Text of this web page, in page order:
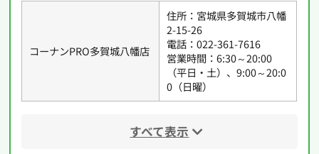
コーナンPRO多賀城八幡店
住所：宮城県多賀城市八幡
2-15-26
電話：022-361-7616
営業時間：6:30～20:00
（平日・土）、9:00～20:0
0（日曜）
すべて表示